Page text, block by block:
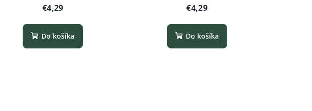
€4,29
Do košíka
€4,29
Do košíka